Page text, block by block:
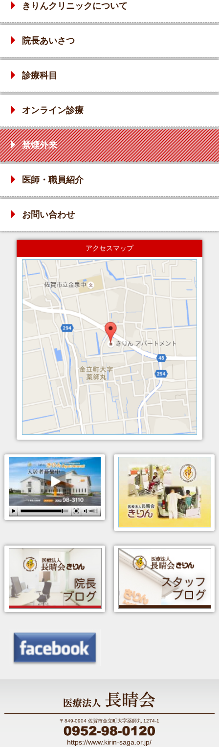
きりんクリニックについて
院長あいさつ
診療科目
オンライン診療
禁煙外来
医師・職員紹介
お問い合わせ
アクセスマップ
〒849-0904 佐賀市金立町大字薬師丸 1274-1
https://www.kirin-saga.or.jp/